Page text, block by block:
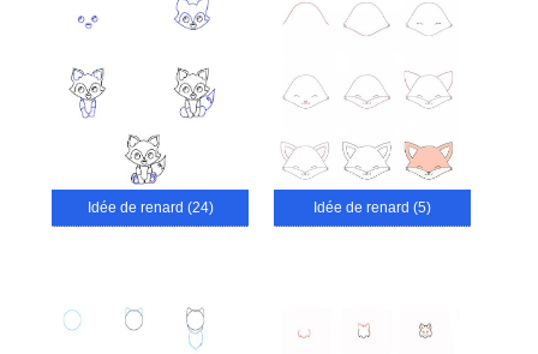
Idée de renard (24) Idée de renard (5)